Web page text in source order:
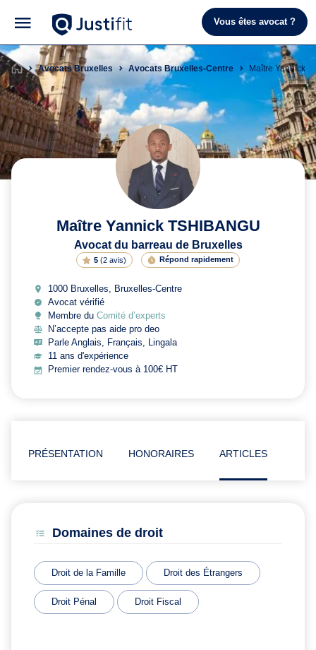
Vous êtes avocat ?
Avocats Bruxelles Avocats Bruxelles-Centre Maître Yannick
Maître Yannick TSHIBANGU
Avocat du barreau de Bruxelles
5(2 avis) Répond rapidement
1000 Bruxelles, Bruxelles-Centre
Avocat vérifié
Membre du Comité d’experts
N’accepte pas aide pro deo
Parle Anglais, Français, Lingala
11 ans d'expérience
Premier rendez-vous à 100€ HT
PRÉSENTATION HONORAIRES ARTICLES
Domaines de droit
Droit de la Famille Droit des Étrangers
Droit Pénal Droit Fiscal